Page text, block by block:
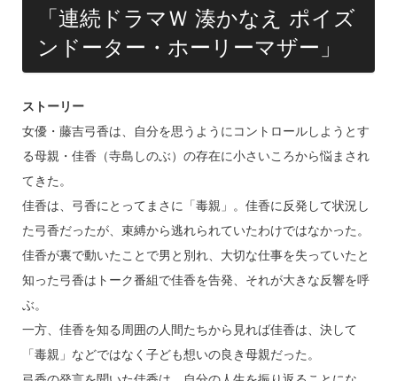
「連続ドラマＷ 湊かなえ ポイズ
ンドーター・ホーリーマザー」
ストーリー
女優・藤吉弓香は、自分を思うようにコントロールしようとす
る母親・佳香（寺島しのぶ）の存在に小さいころから悩まされ
てきた。
佳香は、弓香にとってまさに「毒親」。佳香に反発して状況し
た弓香だったが、束縛から逃れられていたわけではなかった。
佳香が裏で動いたことで男と別れ、大切な仕事を失っていたと
知った弓香はトーク番組で佳香を告発、それが大きな反響を呼
ぶ。
一方、佳香を知る周囲の人間たちから見れば佳香は、決して
「毒親」などではなく子ども想いの良き母親だった。